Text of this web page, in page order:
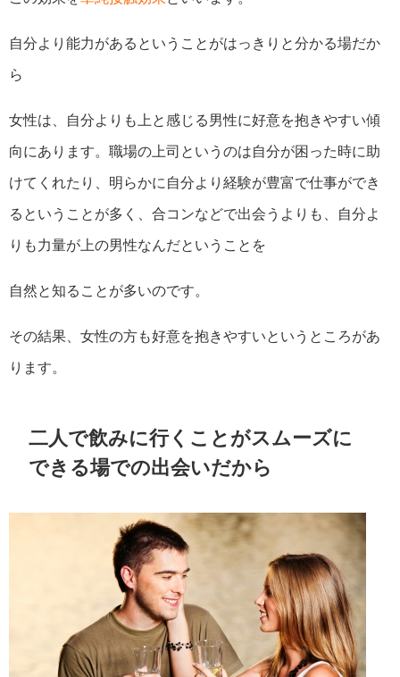
自分より能力があるということがはっきりと分かる場だか
ら
女性は、自分よりも上と感じる男性に好意を抱きやすい傾
向にあります。職場の上司というのは自分が困った時に助
けてくれたり、明らかに自分より経験が豊富で仕事ができ
るということが多く、合コンなどで出会うよりも、自分よ
りも力量が上の男性なんだということを
自然と知ることが多いのです。
その結果、女性の方も好意を抱きやすいというところがあ
ります。
二人で飲みに行くことがスムーズに
できる場での出会いだから